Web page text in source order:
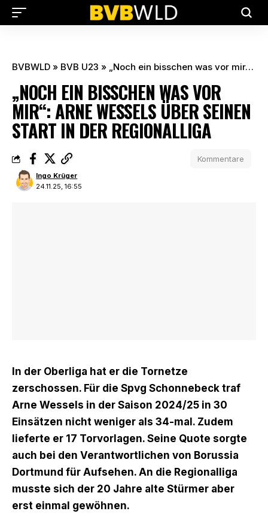
BVBWLD » BVB U23 » „Noch ein bisschen was vor mir“: Arne Wessels über seinen Start in der Regionalliga
„NOCH EIN BISSCHEN WAS VOR
MIR“: ARNE WESSELS ÜBER SEINEN
START IN DER REGIONALLIGA
24.11.25, 16:55
Ingo Krüger
Kommentare
In der Oberliga hat er die Tornetze
zerschossen. Für die Spvg Schonnebeck traf
Arne Wessels in der Saison 2024/25 in 30
Einsätzen nicht weniger als 34-mal. Zudem
lieferte er 17 Torvorlagen. Seine Quote sorgte
auch bei den Verantwortlichen von Borussia
Dortmund für Aufsehen. An die Regionalliga
musste sich der 20 Jahre alte Stürmer aber
erst einmal gewöhnen.